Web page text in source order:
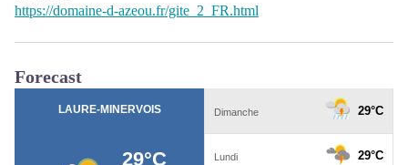
https://domaine-d-azeou.fr/gite_2_FR.html
Forecast